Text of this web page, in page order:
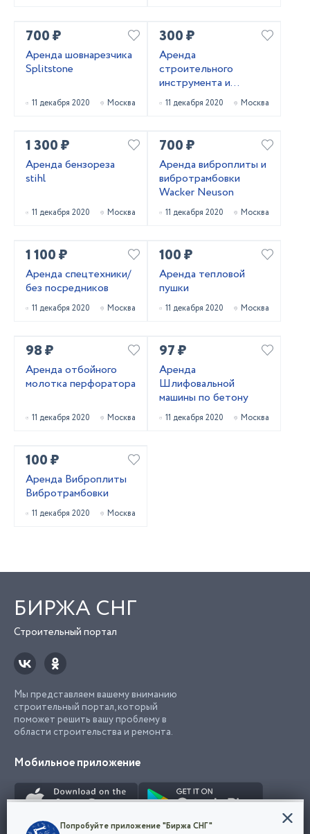
700 ₽
Аренда шовнарезчика
Splitstone
11 декабря 2020 Москва
300 ₽
Аренда
строительного
инструмента и
оборудования
11 декабря 2020 Москва
1 300 ₽
Аренда бензореза
stihl
11 декабря 2020 Москва
700 ₽
Аренда виброплиты и
вибротрамбовки
Wacker Neuson
11 декабря 2020 Москва
1 100 ₽
Аренда спецтехники/
без посредников
11 декабря 2020 Москва
100 ₽
Аренда тепловой
пушки
11 декабря 2020 Москва
98 ₽
Аренда отбойного
молотка перфоратора
11 декабря 2020 Москва
97 ₽
Аренда
Шлифовальной
машины по бетону
11 декабря 2020 Москва
100 ₽
Аренда Виброплиты
Вибротрамбовки
11 декабря 2020 Москва
БИРЖА СНГ
Строительный портал
Мы представляем вашему вниманию
строительный портал, который
поможет решить вашу проблему в
области строительства и ремонта.
Мобильное приложение
Конфиденциальность
Попробуйте приложение "Биржа СНГ"